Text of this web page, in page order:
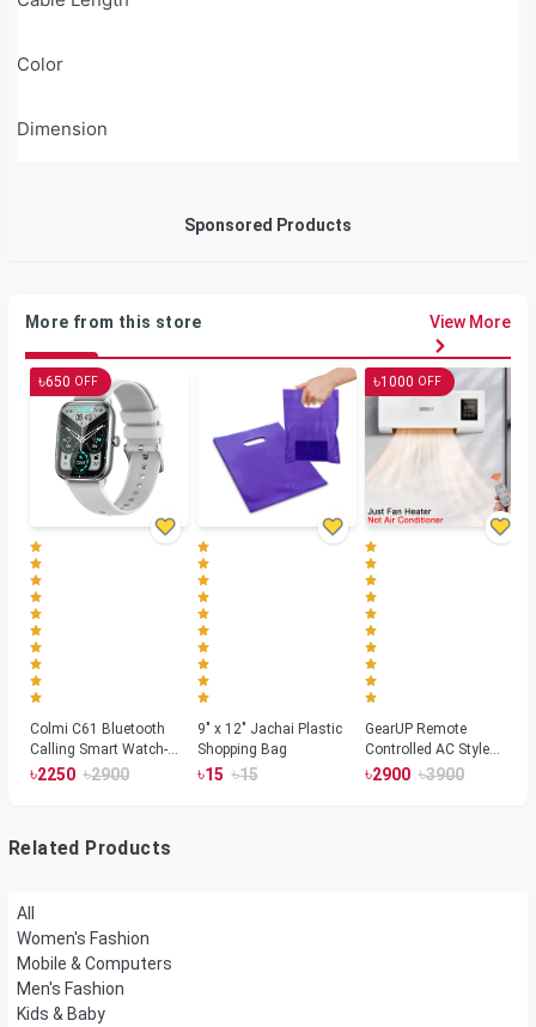
Color
Dimension
Sponsored Products
More from this store View More
৳650 OFF
Colmi C61 Bluetooth
Calling Smart Watch-
Silver Color
৳2250 ৳2900
9" x 12" Jachai Plastic
Shopping Bag
৳15 ৳15
৳1000 OFF
GearUP Remote
Controlled AC Style
Room Heater 1800
৳2900 ৳3900
Related Products
All
Women's Fashion
Mobile & Computers
Men's Fashion
Kids & Baby